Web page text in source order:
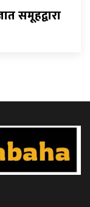
समूहद्वारा